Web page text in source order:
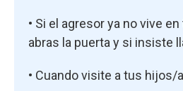
• Si el agresor ya no vive
abras la puerta y si insiste
• Cuando visite a tus